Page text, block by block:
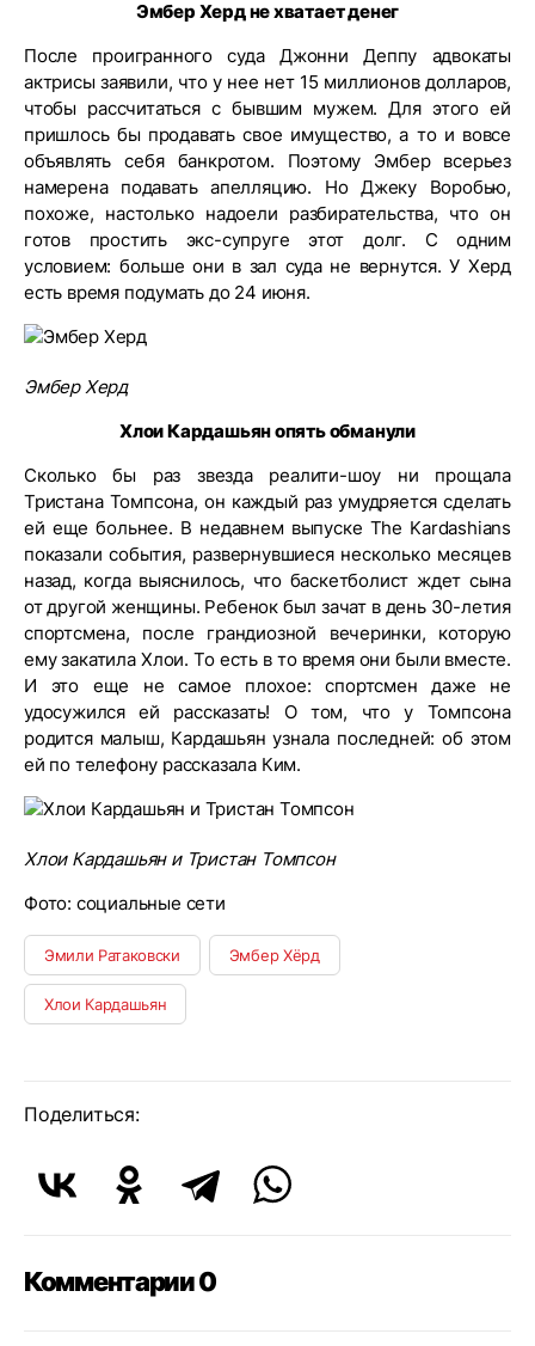
Эмбер Херд не хватает денег
После проигранного суда Джонни Деппу адвокаты
актрисы заявили, что у нее нет 15 миллионов долларов,
чтобы рассчитаться с бывшим мужем. Для этого ей
пришлось бы продавать свое имущество, а то и вовсе
объявлять себя банкротом. Поэтому Эмбер всерьез
намерена подавать апелляцию. Но Джеку Воробью,
похоже, настолько надоели разбирательства, что он
готов простить экс-супруге этот долг. С одним
условием: больше они в зал суда не вернутся. У Херд
есть время подумать до 24 июня.
Эмбер Херд
Хлои Кардашьян опять обманули
Сколько бы раз звезда реалити-шоу ни прощала
Тристана Томпсона, он каждый раз умудряется сделать
ей еще больнее. В недавнем выпуске The Kardashians
показали события, развернувшиеся несколько месяцев
назад, когда выяснилось, что баскетболист ждет сына
от другой женщины. Ребенок был зачат в день 30-летия
спортсмена, после грандиозной вечеринки, которую
ему закатила Хлои. То есть в то время они были вместе.
И это еще не самое плохое: спортсмен даже не
удосужился ей рассказать! О том, что у Томпсона
родится малыш, Кардашьян узнала последней: об этом
ей по телефону рассказала Ким.
Хлои Кардашьян и Тристан Томпсон
Фото: социальные сети
Эмили Ратаковски Эмбер Хёрд
Хлои Кардашьян
Поделиться:
Комментарии 0